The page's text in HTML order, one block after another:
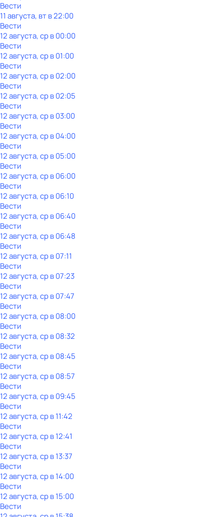
Вести
11 августа, вт в 22:00
Вести
12 августа, ср в 00:00
Вести
12 августа, ср в 01:00
Вести
12 августа, ср в 02:00
Вести
12 августа, ср в 02:05
Вести
12 августа, ср в 03:00
Вести
12 августа, ср в 04:00
Вести
12 августа, ср в 05:00
Вести
12 августа, ср в 06:00
Вести
12 августа, ср в 06:10
Вести
12 августа, ср в 06:40
Вести
12 августа, ср в 06:48
Вести
12 августа, ср в 07:11
Вести
12 августа, ср в 07:23
Вести
12 августа, ср в 07:47
Вести
12 августа, ср в 08:00
Вести
12 августа, ср в 08:32
Вести
12 августа, ср в 08:45
Вести
12 августа, ср в 08:57
Вести
12 августа, ср в 09:45
Вести
12 августа, ср в 11:42
Вести
12 августа, ср в 12:41
Вести
12 августа, ср в 13:37
Вести
12 августа, ср в 14:00
Вести
12 августа, ср в 15:00
Вести